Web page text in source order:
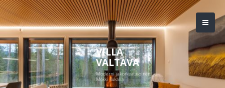
VILLA
VALTAVA
Moderni ja korkeatasoinen
Mökki Rukalla